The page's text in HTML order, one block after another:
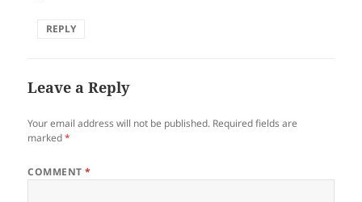
REPLY
Leave a Reply
Your email address will not be published. Required fields are
marked*
COMMENT*